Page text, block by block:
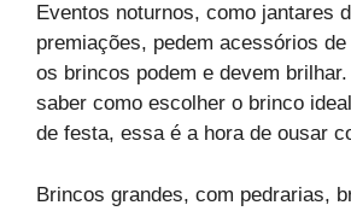
Eventos noturnos, como jantares
premiações, pedem acessórios
os brincos podem e devem
saber como escolher o brinco
de festa, essa é a hora de ousar
Brincos grandes, com pedrarias,